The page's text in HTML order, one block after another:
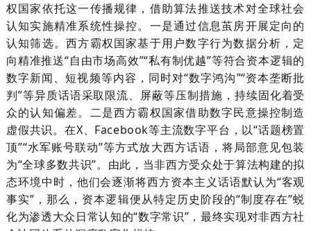
权国家依托这一传播规律，借助算法推送技术对全球社会
认知实施精准系统性操控。一是通过信息茧房开展定向的
认知筛选。西方霸权国家基于用户数字行为数据分析，定
向精准推送“自由市场高效”“私有制优越”等符合资本逻辑的
数字新闻、短视频等内容，同时对“数字鸿沟”“资本垄断批
判”等异质话语采取限流、屏蔽等压制措施，持续固化着受
众的认知偏差。二是西方霸权国家借助数字民意操控制造
虚假共识。在X、 Facebook等主流数字平台，以“话题榜置
顶”“水军账号联动”等方式放大西方话语，将局部意见包装
为“全球多数共识”。由此，当非西方受众处于算法构建的拟
态环境中时，他们会逐渐将西方资本主义话语默认为“客观
事实”，那么，资本逻辑便从特定历史阶段的“制度存在”蜕
化为渗透大众日常认知的“数字常识”，最终实现对非西方社